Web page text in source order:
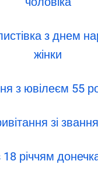
з днем
жінки
з ювілеєм 55
зі
18 річчям